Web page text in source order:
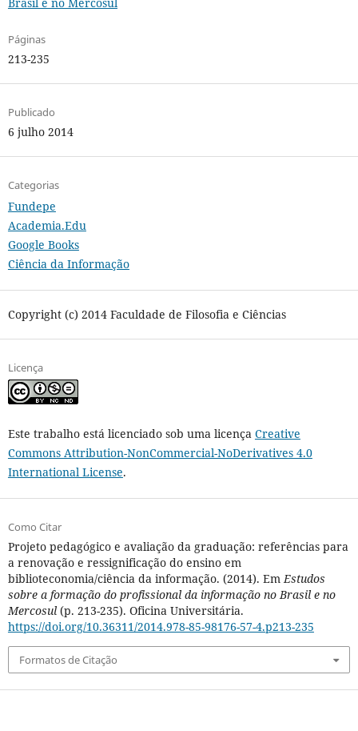
Páginas
213-235
Publicado
6 julho 2014
Categorias
Fundepe
Academia.Edu
Google Books
Ciência da Informação
Copyright (c) 2014 Faculdade de Filosofia e Ciências
Licença
Este trabalho está licenciado sob uma licença Creative
Commons Attribution-NonCommercial-NoDerivatives 4.0
International License.
Como Citar
Projeto pedagógico e avaliação da graduação: referências para
a renovação e ressignificação do ensino em
biblioteconomia/ciência da informação. (2014). Em Estudos
sobre a formação do profissional da informação no Brasil e no
Mercosul(p. 213-235). Oficina Universitária.
https://doi.org/10.36311/2014.978-85-98176-57-4.p213-235
Formatos de Citação